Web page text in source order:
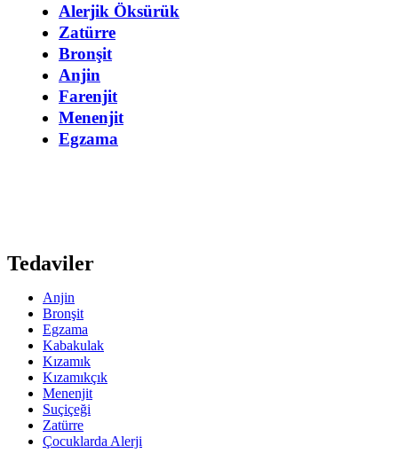
Alerjik Öksürük
Zatürre
Bronşit
Anjin
Farenjit
Menenjit
Egzama
Tedaviler
Anjin
Bronşit
Egzama
Kabakulak
Kızamık
Kızamıkçık
Menenjit
Suçiçeği
Zatürre
Çocuklarda Alerji